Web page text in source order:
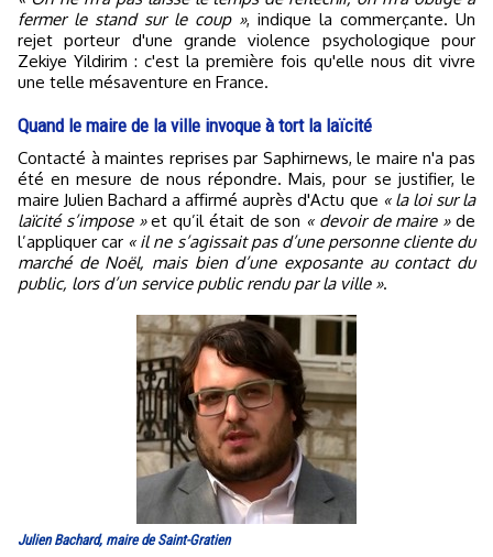
fermer le stand sur le coup », indique la commerçante. Un
rejet porteur d'une grande violence psychologique pour
Zekiye Yildirim : c'est la première fois qu'elle nous dit vivre
une telle mésaventure en France.
Quand le maire de la ville invoque à tort la laïcité
Contacté à maintes reprises par Saphirnews, le maire n'a pas
été en mesure de nous répondre. Mais, pour se justifier, le
maire Julien Bachard a affirmé auprès d'Actu que « la loi sur la
laïcité s’impose »et qu’il était de son « devoir de maire »de
l’appliquer car « il ne s’agissait pas d’une personne cliente du
marché de Noël, mais bien d’une exposante au contact du
public, lors d’un service public rendu par la ville ».
Julien Bachard, maire de Saint-Gratien